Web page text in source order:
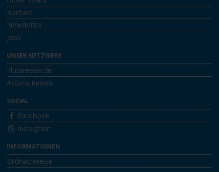
Kontakt
Newsletter
Jobs
UNSER NETZWERK
Flussreisen.de
Astoria.Reisen
SOCIAL
Facebook
Instagram
INFORMATIONEN
Bildnachweise